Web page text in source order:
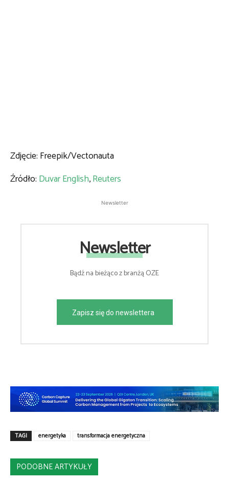
Zdjęcie: Freepik/Vectonauta
Źródło: Duvar English,Reuters
Newsletter
Newsletter
Bądź na bieżąco z branżą OZE
Zapisz się do newslettera
TAGI energetyka transformacja energetyczna
PODOBNE ARTYKUŁY